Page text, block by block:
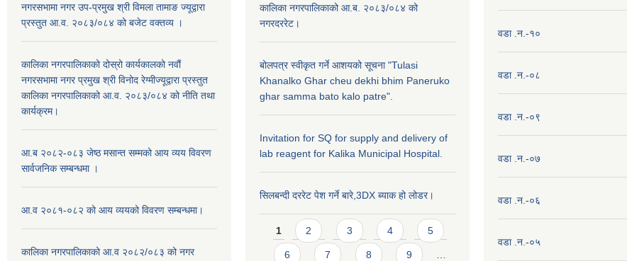
नगरसभामा नगर उप-प्रमुख श्री विमला तामाङ ज्यूद्वारा
प्रस्तुत आ.व. २०८३/०८४ को बजेट वक्तव्य ।
कालिका नगरपालिकाको दोस्रो कार्यकालको नवौं
नगरसभामा नगर प्रमुख श्री विनोद रेग्मीज्यूद्वारा प्रस्तुत
कालिका नगरपालिकाको आ.व. २०८३/०८४ को नीति तथा
कार्यक्रम।
आ.ब २०८२-०८३ जेष्ठ मसान्त सम्मको आय व्यय विवरण
सार्वजनिक सम्बन्धमा ।
आ.व २०८१-०८२ को आय व्ययको विवरण सम्बन्धमा।
कालिका नगरपालिकाको आ.व २०८२/०८३ को नगर
कालिका नगरपालिकाको आ.ब. २०८३/०८४ को
नगरदररेट।
बोलपत्र स्वीकृत गर्ने आशयको सूचना "Tulasi
Khanalko Ghar cheu dekhi bhim Paneruko
ghar samma bato kalo patre".
Invitation for SQ for supply and delivery of
lab reagent for Kalika Municipal Hospital.
सिलबन्दी दररेट पेश गर्ने बारे,3DX ब्याक हो लोडर।
Pages
1 2 3 4 5
6 7 8 9
वडा .न.-१०
वडा .न.-०८
वडा .न.-०९
वडा .न.-०७
वडा .न.-०६
वडा .न.-०५